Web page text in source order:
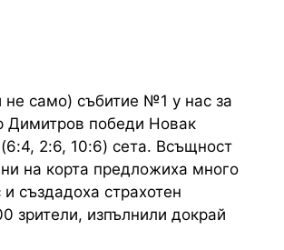
не само) събитие №1 у нас за
Димитров победи Новак
2:6, 10:6) сета. Всъщност
на корта предложиха много
създадоха страхотен
зрители, изпълнили докрай